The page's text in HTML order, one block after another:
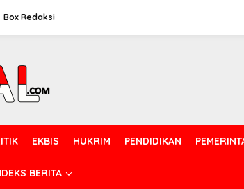
Box Redaksi
EKBIS HUKRIM PENDIDIKAN
BERITA